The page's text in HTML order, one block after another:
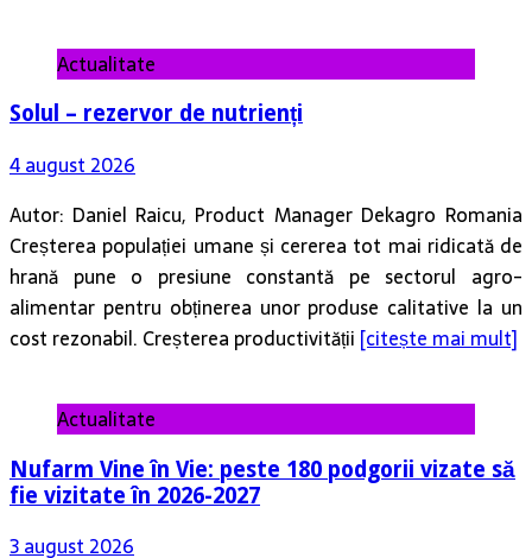
Actualitate
Solul – rezervor de nutrienți
4 august 2026
Autor: Daniel Raicu, Product Manager Dekagro Romania
Creșterea populației umane și cererea tot mai ridicată de
hrană pune o presiune constantă pe sectorul agro-
alimentar pentru obținerea unor produse calitative la un
cost rezonabil. Creșterea productivității [citește mai mult]
Actualitate
Nufarm Vine în Vie: peste 180 podgorii vizate să
fie vizitate în 2026-2027
3 august 2026